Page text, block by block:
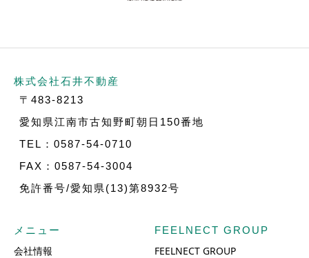
株式会社石井不動産
〒483-8213
愛知県江南市古知野町朝日150番地
TEL：0587-54-0710
FAX：0587-54-3004
免許番号/愛知県(13)第8932号
メニュー
会社情報
FEELNECT GROUP
FEELNECT GROUP